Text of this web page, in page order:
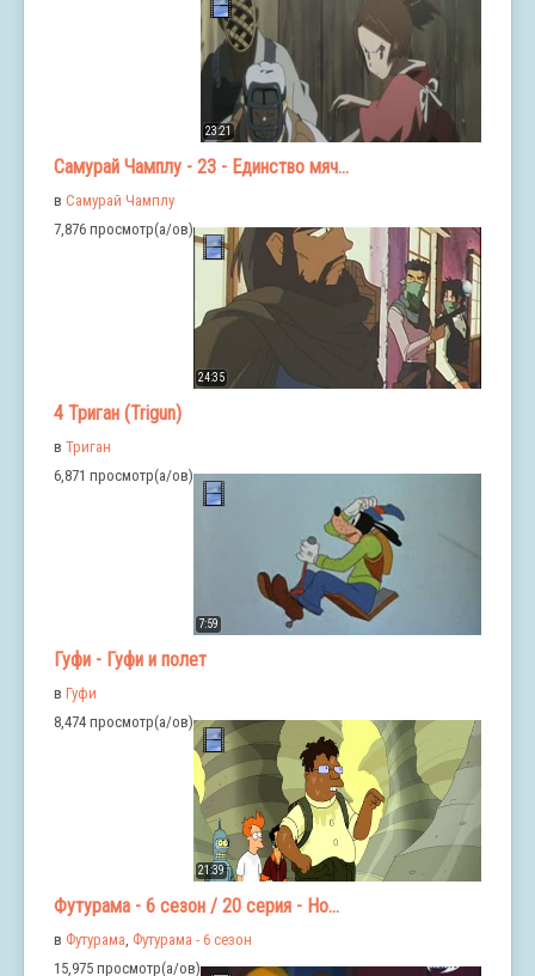
23:21
Самурай Чамплу - 23 - Единство мяч...
в Самурай Чамплу
7,876 просмотр(а/ов)
24:35
4 Триган (Trigun)
в Триган
6,871 просмотр(а/ов)
7:59
Гуфи - Гуфи и полет
в Гуфи
8,474 просмотр(а/ов)
21:39
Футурама - 6 сезон / 20 серия - Но...
в Футурама, Футурама - 6 сезон
15,975 просмотр(а/ов)